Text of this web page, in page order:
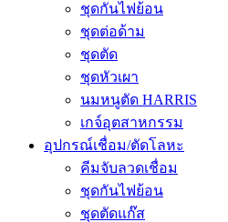
ชุดกันไฟย้อน
ชุดต่อด้าม
ชุดตัด
ชุดหัวเผา
นมหนูตัด HARRIS
เกจ์อุตสาหกรรม
อุปกรณ์เชื่อม/ตัดโลหะ
คีมจับลวดเชื่อม
ชุดกันไฟย้อน
ชุดตัดแก๊ส